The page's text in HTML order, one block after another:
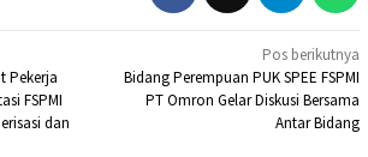
Pekerja
FSPMI
dan
Pos berikutnya
Bidang Perempuan PUK SPEE FSPMI
PT Omron Gelar Diskusi Bersama
Antar Bidang